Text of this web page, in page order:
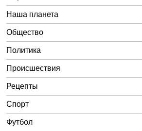
Наша планета
Общество
Политика
Происшествия
Рецепты
Спорт
Футбол